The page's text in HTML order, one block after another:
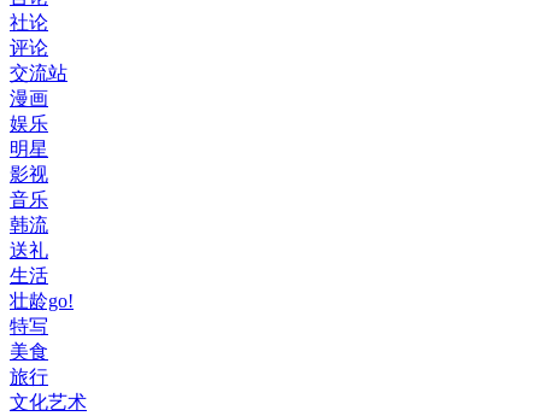
社论
评论
交流站
漫画
娱乐
明星
影视
音乐
韩流
送礼
生活
壮龄go!
特写
美食
旅行
文化艺术